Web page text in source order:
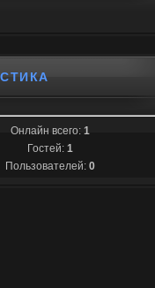
Онлайн всего: 1
Гостей: 1
Пользователей: 0